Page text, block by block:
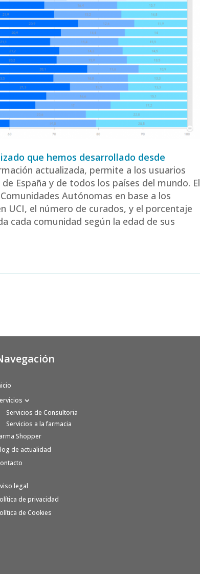
que hemos desarrollado desde
actualizada, permite a los usuarios
España y de todos los países del mundo. El
Autónomas en base a los
UCI, el número de curados, y el porcentaje
cada comunidad según la edad de sus
Servicios de Consultoria
Servicios a la farmacia
Shopper
de actualidad
legal
de privacidad
de Cookies